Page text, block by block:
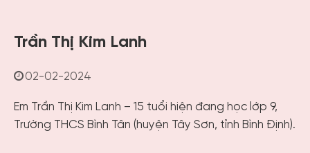
Trần Thị Kim Lanh
02-02-2024
Em Trần Thị Kim Lanh – 15 tuổi hiện đang học lớp 9,
Trường THCS Bình Tân (huyện Tây Sơn, tỉnh Bình Định).